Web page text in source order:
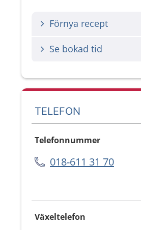
Förnya recept
Se bokad tid
TELEFON
Telefonnummer
018-611 31 70
Växeltelefon